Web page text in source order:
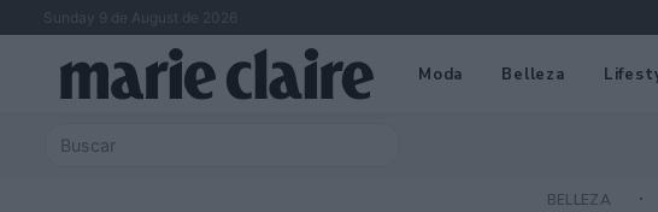
Sunday 9 de August de 2026
Moda Belleza
BELLEZA